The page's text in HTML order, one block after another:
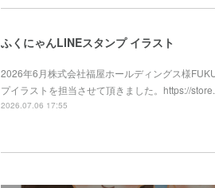
ふくにゃんLINEスタンプ イラスト
2026年6月株式会社福屋ホールディングス様
プイラストを担当させて頂きました。https://
2026.07.06 17:55